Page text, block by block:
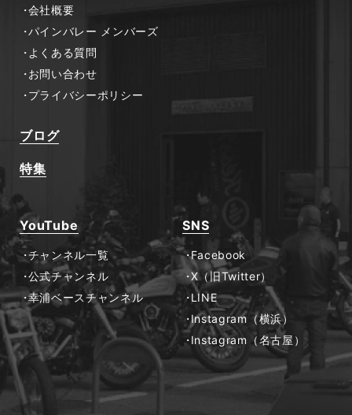
会社概要
パインバレー メンバーズ
よくある質問
お問い合わせ
プライバシーポリシー
ブログ
特集
YouTube
チャンネル一覧
公式チャンネル
幸浦ベースチャンネル
SNS
Facebook
X（旧Twitter）
LINE
Instagram（横浜）
Instagram（名古屋）